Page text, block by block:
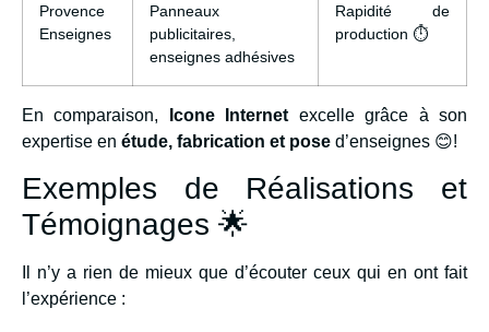
Provence
Enseignes
Panneaux
publicitaires,
enseignes adhésives
Rapidité de
production ⏱️
En comparaison, Icone Internet excelle grâce à son
expertise en étude, fabrication et pose d’enseignes 😊!
Exemples de Réalisations et
Témoignages 🌟
Il n’y a rien de mieux que d’écouter ceux qui en ont fait
l’expérience :